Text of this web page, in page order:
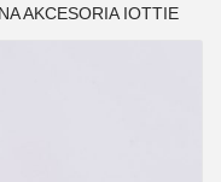
AKCESORIA IOTTIE